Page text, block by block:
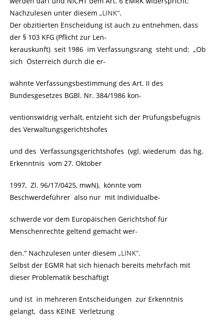
Nachzulesen unter diesem „LINK“.
Der obzitierten Enscheidung ist auch zu entnehmen, dass
der § 103 KFG (Pflicht zur Len-
kerauskunft) seit 1986 im Verfassungsrang steht und: „Ob
sich Österreich durch die er-
wähnte Verfassungsbestimmung des Art. II des
Bundesgesetzes BGBl. Nr. 384/1986 kon-
ventionswidrig verhält, entzieht sich der Prüfungsbefugnis
des Verwaltungsgerichtshofes
und des Verfassungsgerichtshofes (vgl. wiederum das hg.
Erkenntnis vom 27. Oktober
1997, Zl. 96/17/0425, mwN), könnte vom
Beschwerdeführer also nur mit Individualbe-
schwerde vor dem Europäischen Gerichtshof für
Menschenrechte geltend gemacht wer-
den.“ Nachzulesen unter diesem „LINK“.
Selbst der EGMR hat sich hienach bereits mehrfach mit
dieser Problematik beschäftigt
und ist in mehreren Entscheidungen zur Erkenntnis
gelangt, dass KEINE Verletzung